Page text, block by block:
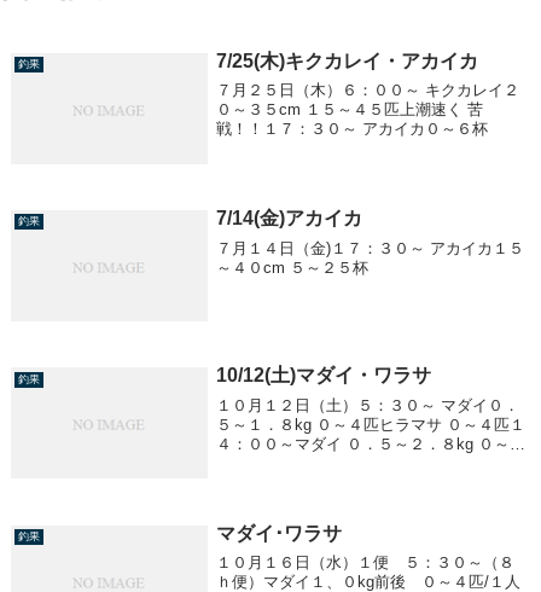
釣果 7/25(木)キクカレイ・アカイカ
７月２５日（木）６：００～ キクカレイ２
０～３５cm １５～４５匹上潮速く 苦
戦！！１７：３０～ アカイカ０～６杯
釣果 7/14(金)アカイカ
７月１４日（金)１７：３０～ アカイカ１５
～４０cm ５～２５杯
釣果 10/12(土)マダイ・ワラサ
１０月１２日（土）５：３０～ マダイ０．
５～１．８kg ０～４匹ヒラマサ ０～４匹１
４：００～マダイ ０．５～２．８kg ０～３
釣果 マダイ･ワラサ
１０月１６日（水）１便 ５：３０～（８
ｈ便）マダイ１、０kg前後 ０～４匹/１人